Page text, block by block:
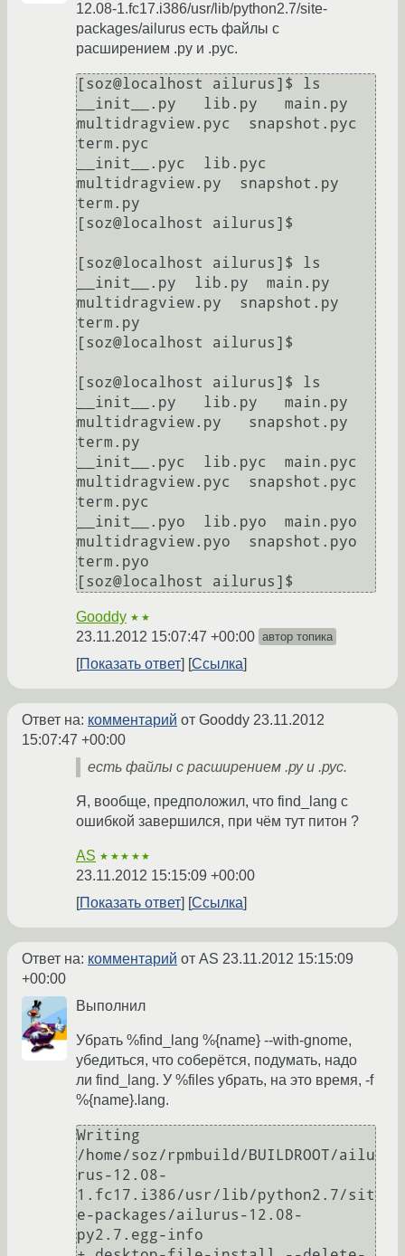
12.08-1.fc17.i386/usr/lib/python2.7/site-
packages/ailurus есть файлы с
расширением .ру и .рус.
[soz@localhost ailurus]$ ls
__init__.py   lib.py   main.py
multidragview.pyc  snapshot.pyc
term.pyc
__init__.pyc  lib.pyc
multidragview.py  snapshot.py
term.py
[soz@localhost ailurus]$
[soz@localhost ailurus]$ ls
__init__.py  lib.py  main.py
multidragview.py  snapshot.py
term.py
[soz@localhost ailurus]$
[soz@localhost ailurus]$ ls
__init__.py   lib.py   main.py
multidragview.py   snapshot.py
term.py
__init__.pyc  lib.pyc  main.pyc
multidragview.pyc  snapshot.pyc
term.pyc
__init__.pyo  lib.pyo  main.pyo
multidragview.pyo  snapshot.pyo
term.pyo
[soz@localhost ailurus]$
Gooddy ★★
23.11.2012 15:07:47 +00:00 автор топика
Показать ответ Ссылка
Ответ на: комментарий от Gooddy 23.11.2012
15:07:47 +00:00
есть файлы с расширением .ру и .рус.
Я, вообще, предположил, что find_lang с
ошибкой завершился, при чём тут питон ?
AS ★★★★★
23.11.2012 15:15:09 +00:00
Показать ответ
Ссылка
Ответ на: комментарий от AS 23.11.2012 15:15:09
+00:00
Выполнил
Убрать %find_lang %{name} --with-gnome,
убедиться, что соберётся, подумать, надо
ли find_lang. У %files убрать, на это время, -f
%{name}.lang.
Writing
/home/soz/rpmbuild/BUILDROOT/ailu
rus-12.08-
1.fc17.i386/usr/lib/python2.7/sit
e-packages/ailurus-12.08-
py2.7.egg-info